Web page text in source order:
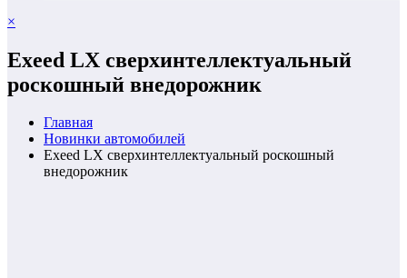
×
Exeed LX сверхинтеллектуальный
роскошный внедорожник
Главная
Новинки автомобилей
Exeed LX сверхинтеллектуальный роскошный
внедорожник